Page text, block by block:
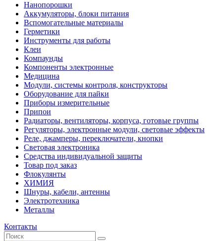
Нанопорошки
Аккумуляторы, блоки питания
Вспомогательные материалы
Герметики
Инструменты для работы
Клеи
Компаунды
Компоненты электронные
Медицина
Модули, системы контроля, конструкторы
Оборудование для пайки
Приборы измерительные
Припои
Радиаторы, вентиляторы, корпуса, готовые группы
Регуляторы, электронные модули, световые эффекты
Реле, джамперы, переключатели, кнопки
Световая электроника
Средства индивидуальной защиты
Товар под заказ
Флокулянты
ХИМИЯ
Шнуры, кабели, антенны
Электротехника
Металлы
Контакты